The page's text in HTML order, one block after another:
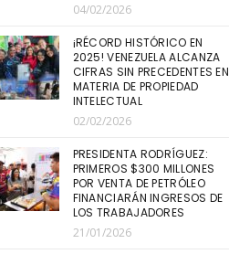
04/02/2026
¡RÉCORD HISTÓRICO EN
2025! VENEZUELA ALCANZA
CIFRAS SIN PRECEDENTES EN
MATERIA DE PROPIEDAD
INTELECTUAL
02/02/2026
PRESIDENTA RODRÍGUEZ:
PRIMEROS $300 MILLONES
POR VENTA DE PETRÓLEO
FINANCIARÁN INGRESOS DE
LOS TRABAJADORES
21/01/2026